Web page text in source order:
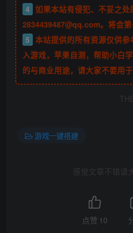
4 如果本站有侵犯、不妥之处
2834439487@qq.com。将会第
5 本站提供的所有资源仅供
入游戏，苹果自测，帮助小白
的与商业用途，请大家不要用于
游戏一键搭建
感觉文章不错请
点赞 10